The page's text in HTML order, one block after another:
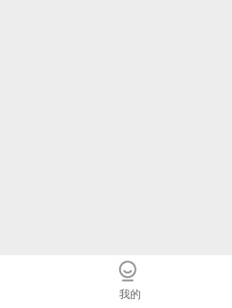
我的